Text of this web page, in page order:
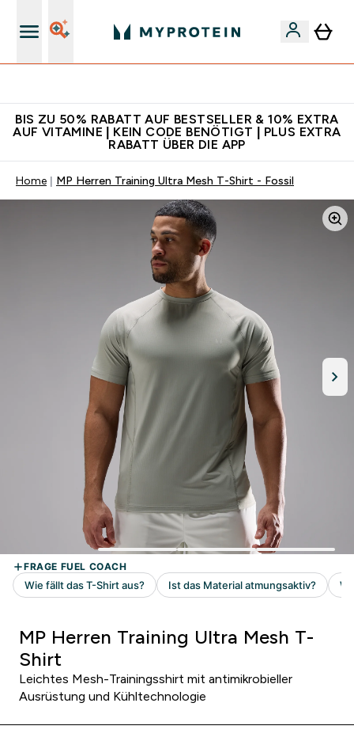
BIS ZU 50% RABATT AUF BESTSELLER & 10% EXTRA
AUF VITAMINE | KEIN CODE BENÖTIGT | PLUS EXTRA
RABATT ÜBER DIE APP
Home MP Herren Training Ultra Mesh T-Shirt - Fossil
MP Herren Training Ultra Mesh T-
Shirt
Leichtes Mesh-Trainingsshirt mit antimikrobieller
Ausrüstung und Kühltechnologie